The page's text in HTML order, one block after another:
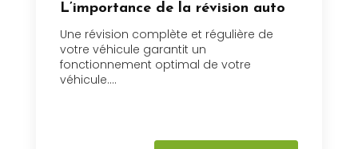
L’importance de la révision auto
Une révision complète et régulière de
votre véhicule garantit un
fonctionnement optimal de votre
véhicule....